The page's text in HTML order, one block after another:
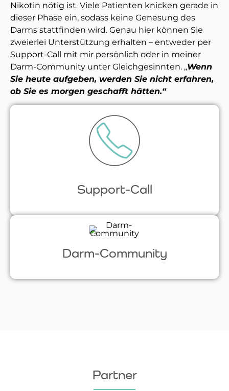
Nikotin nötig ist. Viele Patienten knicken gerade in
dieser Phase ein, sodass keine Genesung des
Darms stattfinden wird. Genau hier können Sie
zweierlei Unterstützung erhalten – entweder per
Support-Call mit mir persönlich oder in meiner
Darm-Community unter Gleichgesinnten. „Wenn
Sie heute aufgeben, werden Sie nicht erfahren,
ob Sie es morgen geschafft hätten.“
Support-Call
Darm-Community
Partner